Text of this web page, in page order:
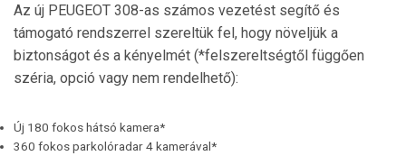
Az új PEUGEOT 308-as számos vezetést segítő és
támogató rendszerrel szereltük fel, hogy növeljük a
biztonságot és a kényelmét (*felszereltségtől függően
széria, opció vagy nem rendelhető):
Új 180 fokos hátsó kamera*
360 fokos parkolóradar 4 kamerával*